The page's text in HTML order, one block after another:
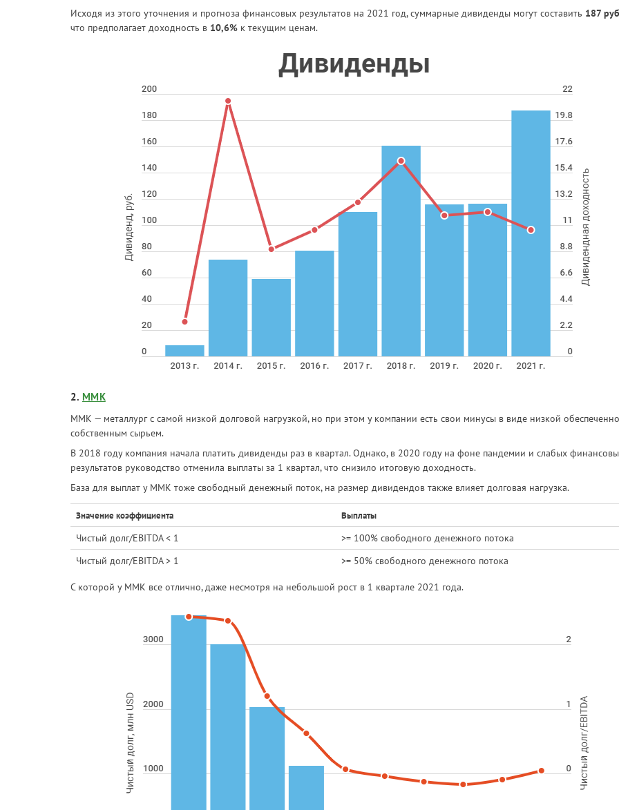
Исходя из этого уточнения и прогноза финансовых результатов на 2021 год, суммарные дивиденды могут составить 187
что предполагает доходность в 10,6% к текущим ценам.
2. ММК
ММК — металлург с самой низкой долговой нагрузкой, но при этом у компании есть свои минусы в виде низкой
собственным сырьем.
В 2018 году компания начала платить дивиденды раз в квартал. Однако, в 2020 году на фоне пандемии и слабых
результатов руководство отменила выплаты за 1 квартал, что снизило итоговую доходность.
База для выплат у ММК тоже свободный денежный поток, на размер дивидендов также влияет долговая нагрузка.
Значение коэффициента Выплаты
Чистый долг/EBITDA < 1
>= 100% свободного денежного потока
Чистый долг/EBITDA > 1
>= 50% свободного денежного потока
С которой у ММК все отлично, даже несмотря на небольшой рост в 1 квартале 2021 года.